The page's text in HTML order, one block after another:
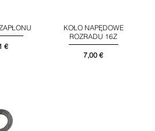
€
Podgląd
KOŁO NAPĘDOWE
ROZRADU 16Z
Cena
7,00 €